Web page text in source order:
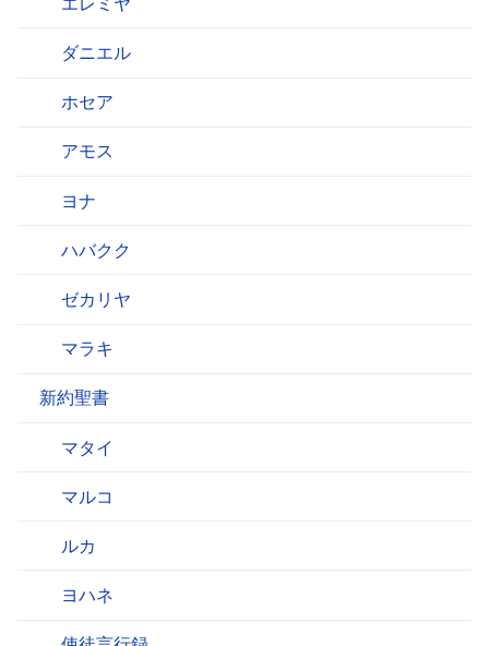
ダニエル
ホセア
アモス
ヨナ
ハバクク
ゼカリヤ
マラキ
新約聖書
マタイ
マルコ
ルカ
ヨハネ